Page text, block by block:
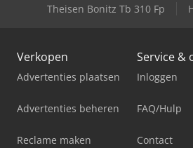
Theisen Bonitz Tb 310 Fp
Verkopen
Advertenties plaatsen
Advertenties beheren
Reclame maken
Service &
Inloggen
FAQ/Hulp
Contact